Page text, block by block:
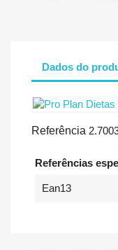
Dados do
Referência
Referências
Ean13